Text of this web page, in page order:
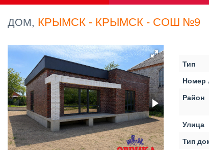
ДОМ, КРЫМСК - КРЫМСК - СОШ №9
Тип
Номер
Район
Улица
Тип